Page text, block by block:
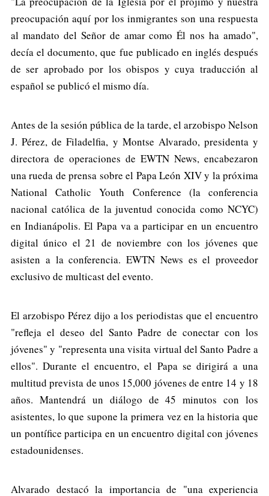
preocupación aquí por los inmigrantes son una respuesta
al mandato del Señor de amar como Él nos ha amado",
decía el documento, que fue publicado en inglés después
de ser aprobado por los obispos y cuya traducción al
español se publicó el mismo día.
Antes de la sesión pública de la tarde, el arzobispo Nelson
J. Pérez, de Filadelfia, y Montse Alvarado, presidenta y
directora de operaciones de EWTN News, encabezaron
una rueda de prensa sobre el Papa León XIV y la próxima
National Catholic Youth Conference (la conferencia
nacional católica de la juventud conocida como NCYC)
en Indianápolis. El Papa va a participar en un encuentro
digital único el 21 de noviembre con los jóvenes que
asisten a la conferencia. EWTN News es el proveedor
exclusivo de multicast del evento.
El arzobispo Pérez dijo a los periodistas que el encuentro
"refleja el deseo del Santo Padre de conectar con los
jóvenes" y "representa una visita virtual del Santo Padre a
ellos". Durante el encuentro, el Papa se dirigirá a una
multitud prevista de unos 15,000 jóvenes de entre 14 y 18
años. Mantendrá un diálogo de 45 minutos con los
asistentes, lo que supone la primera vez en la historia que
un pontífice participa en un encuentro digital con jóvenes
estadounidenses.
Alvarado destacó la importancia de "una experiencia